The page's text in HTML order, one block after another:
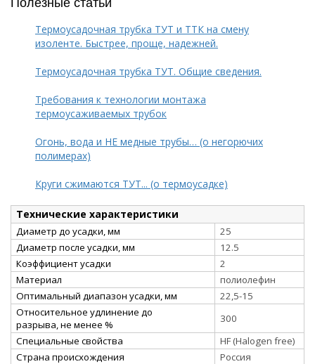
Термоусадочная трубка ТУТ и ТТК на смену
изоленте. Быстрее, проще, надежней.
Термоусадочная трубка ТУТ. Общие сведения.
Требования к технологии монтажа
термоусаживаемых трубок
Огонь, вода и НЕ медные трубы… (о негорючих
полимерах)
Круги сжимаются ТУТ... (о термоусадке)
Технические характеристики
Диаметр до усадки, мм
25
Диаметр после усадки, мм
12.5
Коэффициент усадки
2
Материал
полиолефин
Оптимальный диапазон усадки, мм
22,5-15
Относительное удлинение до
разрыва, не менее %
300
Специальные свойства
HF (Halogen free)
Страна происхождения
Россия